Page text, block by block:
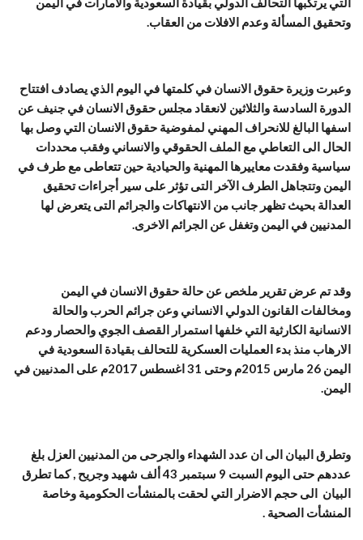
وتحقيق المسألة وعدم الافلات من العقاب.
وعبرت وزيرة حقوق الانسان في كلمتها في اليوم الذي يصادف افتتاح
الدورة السادسة والثلاثين لانعقاد مجلس حقوق الانسان في جنيف عن
اسفها البالغ للانحراف المهني لمفوضية حقوق الانسان التي وصل بها
الحال الى التعاطي مع الملف الحقوقي والانساني وفقب محددات
سياسية وفقدت معاييرها المهنية والحيادية حين تتعاطى مع طرف في
اليمن وتتجاهل الطرف الآخر التى تؤثر على سير أجراءات تحقيق
العدالة بحيث تظهر جانب من الانتهاكات والجرائم التى يتعرض لها
المدنيين في اليمن وتغفل عن الجرائم الاخرى.
وقد تم عرض تقرير ملخص عن حالة حقوق الانسان في اليمن
ومخالفات القانون الدولي الانساني وعن جرائم الحرب والحالة
الانسانية الكارثية التي خلفها استمرار القصف الجوي والحصار ودعم
الارهاب منذ بدء العمليات العسكرية للتحالف بقيادة السعودية في
اليمن 26 مارس 2015م وحتى 31 اغسطس 2017م على المدنيين في
اليمن.
وتطرق البيان الى ان عدد الشهداء والجرحى من المدنيين العزل بلغ
عددهم حتى اليوم السبت 9 سبتمبر 43 ألف شهيد وجريح , كما تطرق
البيان الى حجم الاضرار التي لحقت بالمنشأت الحكومية وخاصة
المنشأت الصحية .